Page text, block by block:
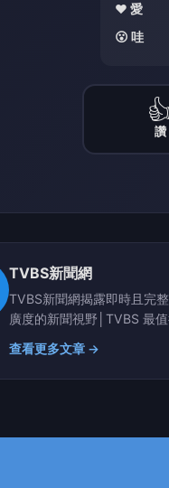
❤️ 愛
😮 哇
讚
TVBS新聞網
TVBS新聞網揭露即時且完
廣度的新聞視野│TVBS 最
查看更多文章 →